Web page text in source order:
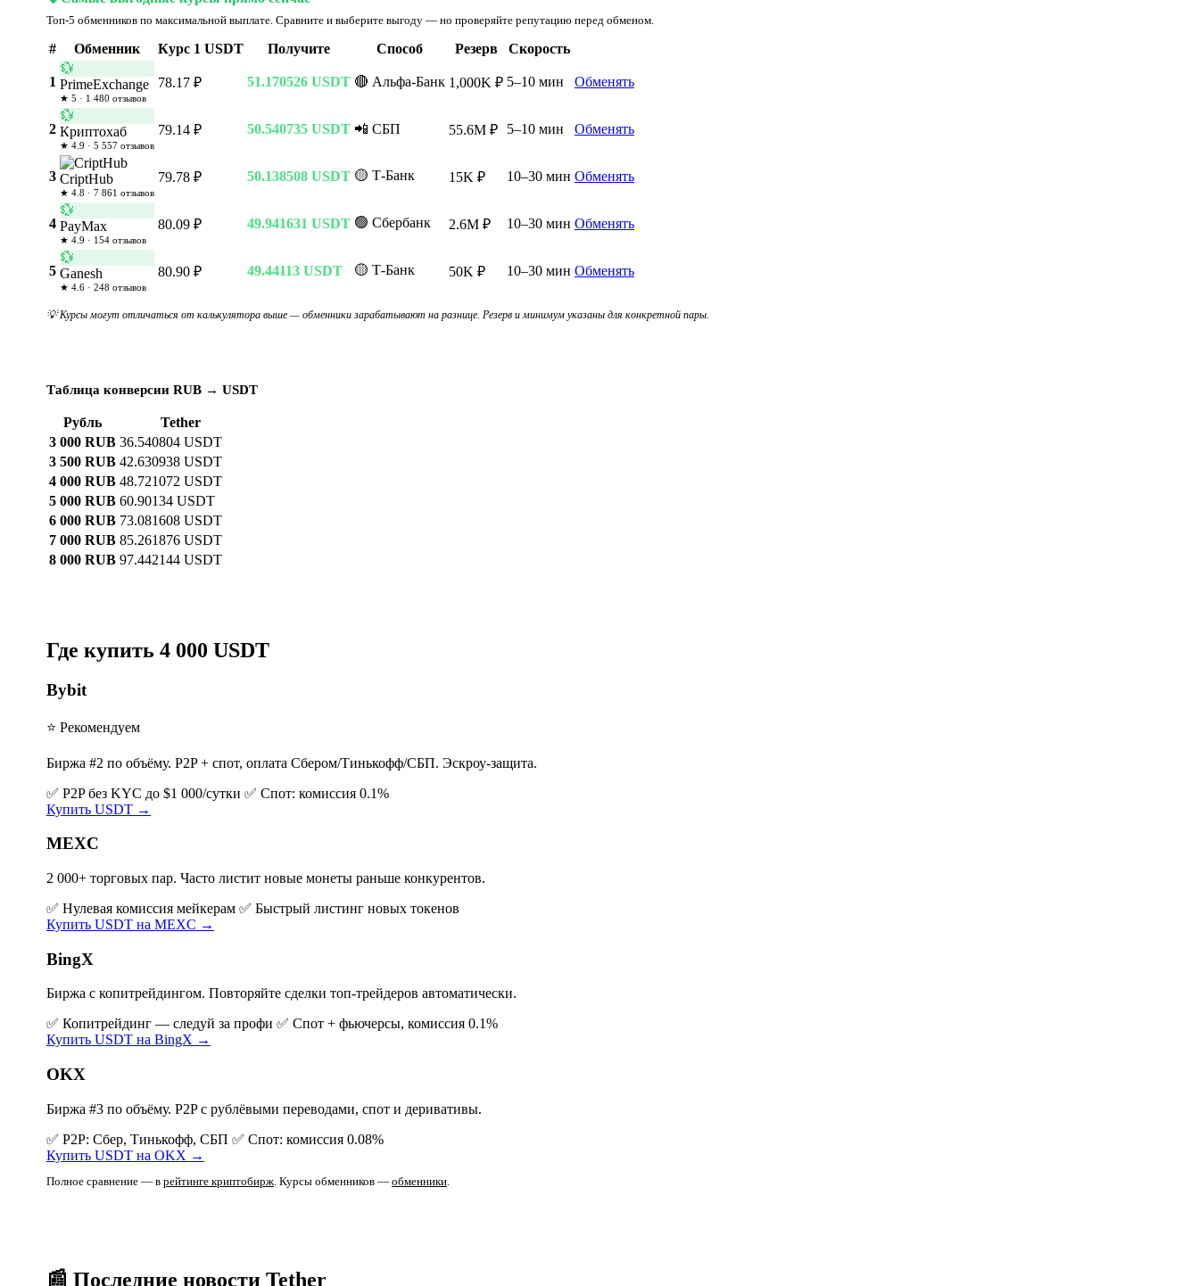
Топ-5 обменников по максимальной выплате. Сравните и выберите выгоду — но проверяйте репутацию перед обменом.
# Обменник Курс 1 USDT Получите Способ Резерв Скорость
1
💱
PrimeExchange
★ 5 · 1 480 отзывов
78.17 ₽ 51.170526 USDT 🔴 Альфа-Банк 1,000K ₽ 5–10 мин Обменять
2
💱
Криптохаб
★ 4.9 · 5 557 отзывов
79.14 ₽ 50.540735 USDT 📲 СБП 55.6M ₽ 5–10 мин Обменять
3 CriptHub
★ 4.8 · 7 861 отзывов
79.78 ₽ 50.138508 USDT 🟡 Т-Банк 15K ₽ 10–30 мин Обменять
4
💱
PayMax
★ 4.9 · 154 отзывов
80.09 ₽ 49.941631 USDT 🟢 Сбербанк 2.6M ₽ 10–30 мин Обменять
5
💱
Ganesh
★ 4.6 · 248 отзывов
80.90 ₽ 49.44113 USDT 🟡 Т-Банк 50K ₽ 10–30 мин Обменять
💡 Курсы могут отличаться от калькулятора выше — обменники зарабатывают на разнице. Резерв и минимум указаны для конкретной пары.
Таблица конверсии RUB → USDT
Рубль
Tether
3 000 RUB 36.540804 USDT
3 500 RUB 42.630938 USDT
4 000 RUB 48.721072 USDT
5 000 RUB 60.90134 USDT
6 000 RUB 73.081608 USDT
7 000 RUB 85.261876 USDT
8 000 RUB 97.442144 USDT
Где купить 4 000 USDT
Bybit
⭐ Рекомендуем
Биржа #2 по объёму. P2P + спот, оплата Сбером/Тинькофф/СБП. Эскроу-защита.
✅ P2P без KYC до $1 000/сутки ✅ Спот: комиссия 0.1%
Купить USDT →
MEXC
2 000+ торговых пар. Часто листит новые монеты раньше конкурентов.
✅ Нулевая комиссия мейкерам ✅ Быстрый листинг новых токенов
Купить USDT на MEXC →
BingX
Биржа с копитрейдингом. Повторяйте сделки топ-трейдеров автоматически.
✅ Копитрейдинг — следуй за профи ✅ Спот + фьючерсы, комиссия 0.1%
Купить USDT на BingX →
OKX
Биржа #3 по объёму. P2P с рублёвыми переводами, спот и деривативы.
✅ P2P: Сбер, Тинькофф, СБП ✅ Спот: комиссия 0.08%
Купить USDT на OKX →
Полное сравнение — в рейтинге криптобирж . Курсы обменников — обменники
📰 Последние новости Tether